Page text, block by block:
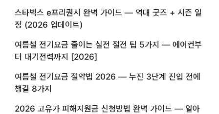
스타벅스 e프리퀀시 완벽 가이드 — 역대 굿즈 + 시즌 일
정 (2026 업데이트)
여름철 전기요금 줄이는 실전 절전 팁 5가지 — 에어컨부
터 대기전력까지 [2026]
여름철 전기요금 절약법 2026 — 누진 3단계 진입 전에
챙길 8가지
2026 고유가 피해지원금 신청방법 완벽 가이드 — 알아